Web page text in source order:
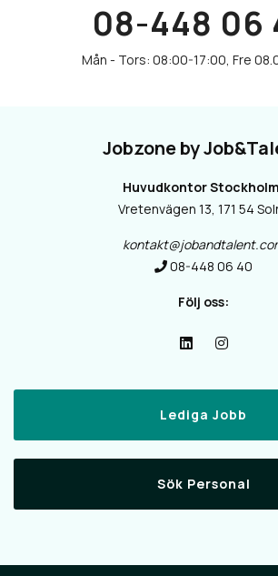
08-448 06
Jobzone by
Huvudkontor
Vretenvägen 13, 171 54
08-448 06 40
Följ oss:
Lediga Jobb
Sök Personal